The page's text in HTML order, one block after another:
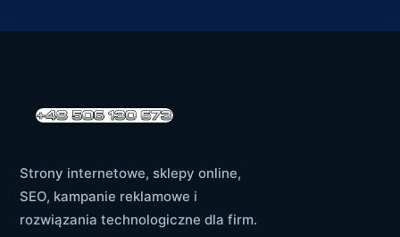
Strony internetowe, sklepy online,
SEO, kampanie reklamowe i
rozwiązania technologiczne dla firm.